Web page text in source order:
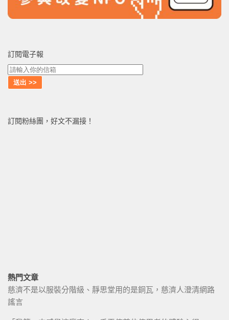
訂閱電子報
訂閱粉絲團，好文不漏接！
熱門文章
慈濟不是以服裝分階級、靜思堂用的是銅瓦，慈濟人澄清網路
謠言